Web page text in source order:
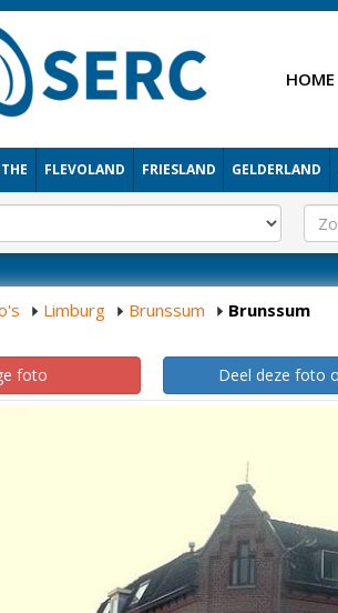
HOME
FLEVOLAND FRIESLAND GELDERLAND
Limburg Brunssum Brunssum
foto Deel deze foto